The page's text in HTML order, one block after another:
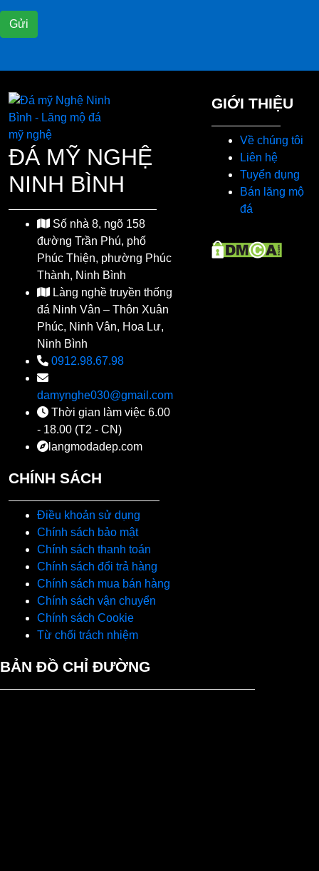
ĐÁ MỸ NGHỆ
NINH BÌNH
Số nhà 8, ngõ 158
đường Trần Phú, phố
Phúc Thiện, phường Phúc
Thành, Ninh Bình
Làng nghề truyền thống
đá Ninh Vân – Thôn Xuân
Phúc, Ninh Vân, Hoa Lư,
Ninh Bình
0912.98.67.98
damynghe030@gmail.com
Thời gian làm việc 6.00
- 18.00 (T2 - CN)
langmodadep.com
GIỚI THIỆU
Về chúng tôi
Liên hệ
Tuyển dụng
Bán lăng mộ
đá
CHÍNH SÁCH
Điều khoản sử dụng
Chính sách bảo mật
Chính sách thanh toán
Chính sách đổi trả hàng
Chính sách mua bán hàng
Chính sách vận chuyển
Chính sách Cookie
Từ chối trách nhiệm
BẢN ĐỒ CHỈ ĐƯỜNG